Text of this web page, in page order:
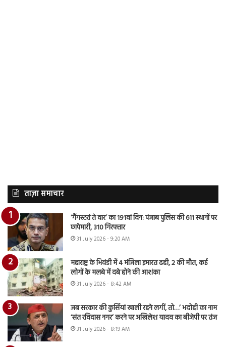
ताज़ा समाचार
‘गैंगस्टरां ते वार’ का 191वां दिन: पंजाब पुलिस की 611 स्थानों पर
छापेमारी, 310 गिरफ्तार
31 July 2026 - 9:20 AM
महाराष्ट्र के भिवंडी में 4 मंजिला इमारत ढही, 2 की मौत, कई
लोगों के मलबे में दबे होने की आशंका
31 July 2026 - 8:42 AM
जब सरकार की कुर्सियां खाली रहने लगीं, तो…’ भदोही का नाम
‘संत रविदास नगर’ करने पर अखिलेश यादव का बीजेपी पर तंज
31 July 2026 - 8:19 AM